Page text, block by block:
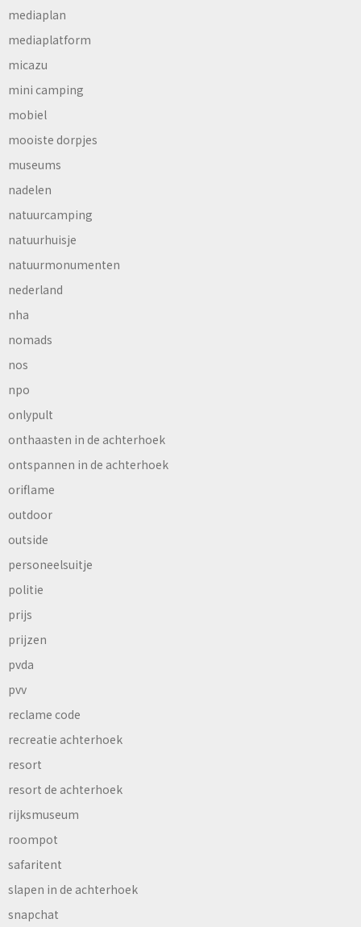
mediaplan
mediaplatform
micazu
mini camping
mobiel
mooiste dorpjes
museums
nadelen
natuurcamping
natuurhuisje
natuurmonumenten
nederland
nha
nomads
nos
npo
onlypult
onthaasten in de achterhoek
ontspannen in de achterhoek
oriflame
outdoor
outside
personeelsuitje
politie
prijs
prijzen
pvda
pvv
reclame code
recreatie achterhoek
resort
resort de achterhoek
rijksmuseum
roompot
safaritent
slapen in de achterhoek
snapchat